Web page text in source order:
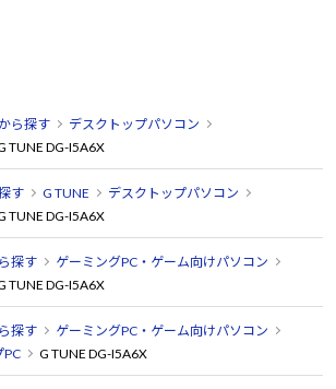
ら探す
デスクトップパソコン
TUNE DG-I5A6X
す G TUNE
デスクトップパソコン
TUNE DG-I5A6X
探す
ゲーミングPC・ゲーム向けパソコン
TUNE DG-I5A6X
探す
ゲーミングPC・ゲーム向けパソコン
PC
G TUNE DG-I5A6X